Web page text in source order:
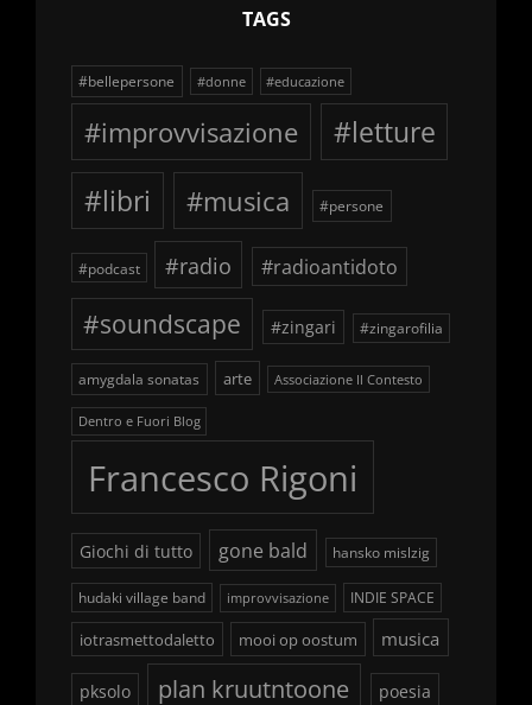
TAGS
#bellepersone #donne #educazione
#improvvisazione
#letture
#libri
#musica #persone
#podcast #radio #radioantidoto
#soundscape #zingari #zingarofilia
amygdala sonatas arte Associazione Il Contesto
Dentro e Fuori Blog
Francesco Rigoni
Giochi di tutto gone bald hansko mislzig
hudaki village band improvvisazione INDIE SPACE
iotrasmettodaletto mooi op oostum musica
pksolo plan kruutntoone poesia